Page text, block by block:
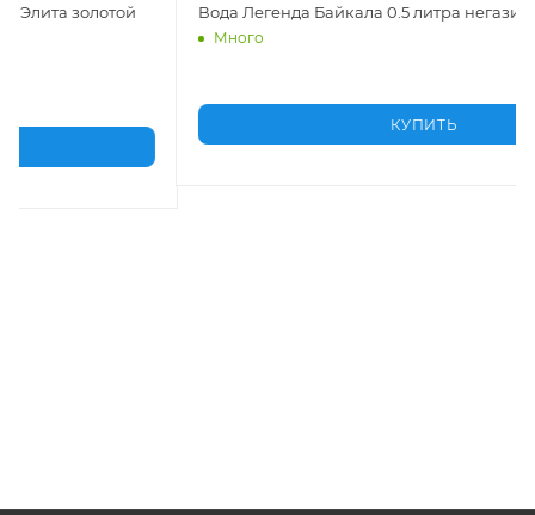
Вода Легенда Байкала 0.5 литра негазированная (ПЭТ)